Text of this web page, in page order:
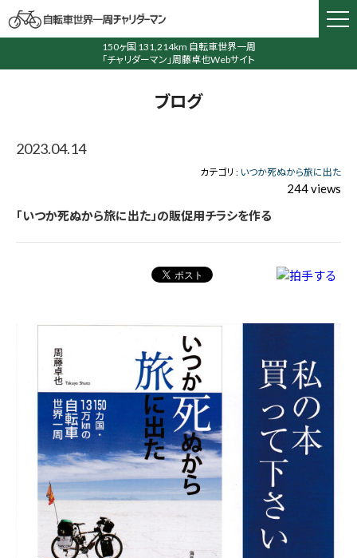
150ヶ国 131,214km 自転車世界一周
「チャリダーマン」周藤卓也Webサイト
ブログ
2023.04.14
カテゴリ : いつか死ぬから旅に出た
244 views
「いつか死ぬから旅に出た」の販促用チラシを作る